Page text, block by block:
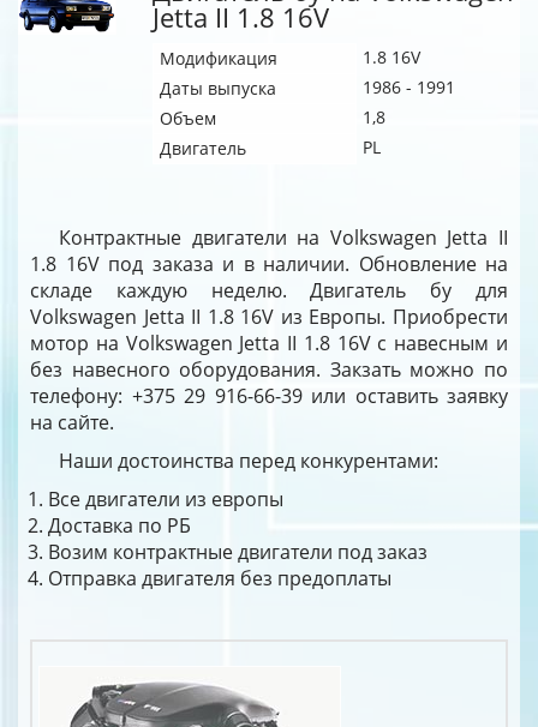
Jetta II 1.8 16V
Модификация
1.8 16V
Даты выпуска
1986 - 1991
Объем
1,8
Двигатель
PL
Контрактные двигатели на Volkswagen Jetta II
1.8 16V под заказа и в наличии. Обновление на
складе каждую неделю. Двигатель бу для
Volkswagen Jetta II 1.8 16V из Европы. Приобрести
мотор на Volkswagen Jetta II 1.8 16V с навесным и
без навесного оборудования. Закзать можно по
телефону: +375 29 916-66-39 или оставить заявку
на сайте.
Наши достоинства перед конкурентами:
Все двигатели из европы
Доставка по РБ
Возим контрактные двигатели под заказ
Отправка двигателя без предоплаты